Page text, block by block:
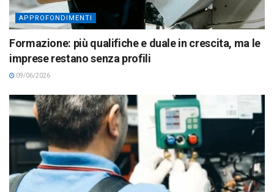
APPROFONDIMENTI
Formazione: più qualifiche e duale in crescita, ma le
imprese restano senza profili
09/06/2026